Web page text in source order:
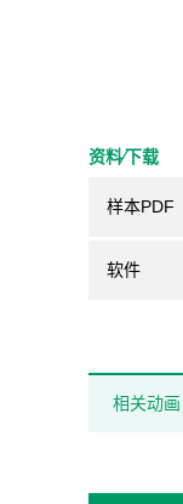
资料⁄下载
样本PDF
软件
相关动画